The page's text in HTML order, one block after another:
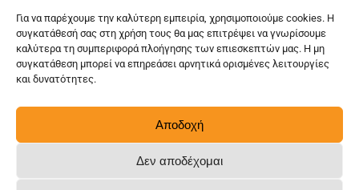
Για να παρέχουμε την καλύτερη εμπειρία, χρησιμοποιούμε cookies. Η
συγκατάθεσή σας στη χρήση τους θα μας επιτρέψει να γνωρίσουμε
καλύτερα τη συμπεριφορά πλοήγησης των επιεσκεπτών μας. Η μη
συγκατάθεση μπορεί να επηρεάσει αρνητικά ορισμένες λειτουργίες
και δυνατότητες.
Αποδοχή
Δεν αποδέχομαι
© Copyright: Ethos Media S.A.